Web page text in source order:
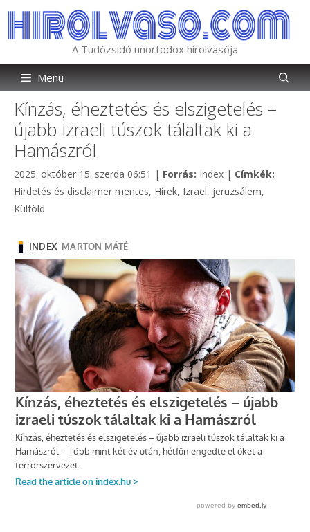
tartalomba
A Tudózsidó unortodox hírolvasója
Menü
Kínzás, éheztetés és elszigetelés –
újabb izraeli túszok tálaltak ki a
Hamászról
2025. október 15. szerda 06:51 | Forrás: Kategória
Index | Címkék:
Hirdetés és disclaimer mentes, Hírek, Izrael, jeruzsálem,
Külföld